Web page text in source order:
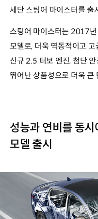
세단 스팅어 마이스터를 출
스팅어 마이스터는 2017
모델로, 더욱 역동적이고
신규 2.5 터보 엔진, 첨단
뛰어난 상품성으로 더욱 큰
성능과 연비를 동
모델 출시